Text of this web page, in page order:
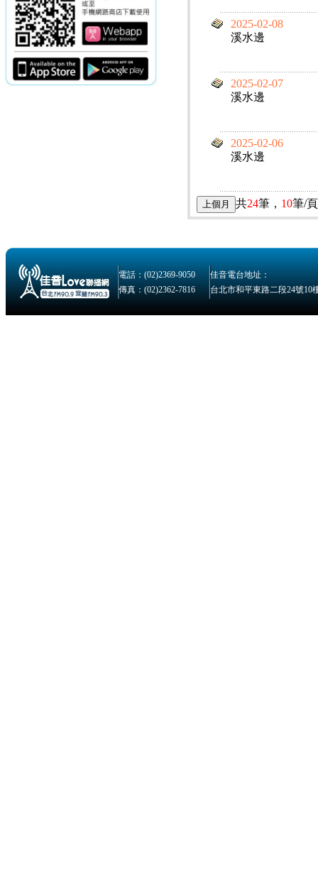
2025-02-08
溪水邊
2025-02-07
溪水邊
2025-02-06
溪水邊
共24筆， 10筆/
電話：(02)2369-9050
佳音電台地址：
傳真：(02)2362-7816
台北市和平東路二段24號10